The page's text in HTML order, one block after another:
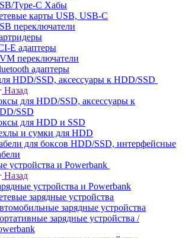
Type-C Хабы
карты USB, USB-C
переключатели
E адаптеры
переключатели
адаптеры
HDD/SSD, аксессуары к HDD/SSD
Назад
для HDD/SSD, аксессуары к
SSD
для HDD и SSD
и сумки для HDD
для боксов HDD/SSD, интерфейсные
устройства и Powerbank
Назад
устройства и Powerbank
зарядные устройства
зарядные устройства
зарядные устройства /